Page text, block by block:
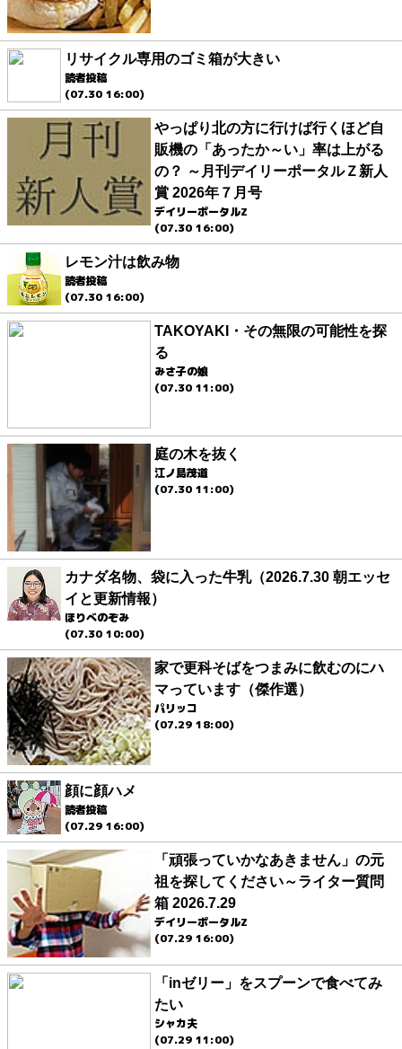
リサイクル専用のゴミ箱が大きい
読者投稿
(07.30 16:00)
やっぱり北の方に行けば行くほど自
販機の「あったか～い」率は上がる
の？ ～月刊デイリーポータルＺ新人
賞 2026年７月号
デイリーポータルZ
(07.30 16:00)
レモン汁は飲み物
読者投稿
(07.30 16:00)
TAKOYAKI・その無限の可能性を探
る
みさ子の娘
(07.30 11:00)
庭の木を抜く
江ノ島茂道
(07.30 11:00)
カナダ名物、袋に入った牛乳（2026.7.30 朝エッセ
イと更新情報）
ほりべのぞみ
(07.30 10:00)
家で更科そばをつまみに飲むのにハ
マっています（傑作選）
パリッコ
(07.29 18:00)
顔に顔ハメ
読者投稿
(07.29 16:00)
「頑張っていかなあきません」の元
祖を探してください～ライター質問
箱 2026.7.29
デイリーポータルZ
(07.29 16:00)
「inゼリー」をスプーンで食べてみ
たい
シャカ夫
(07.29 11:00)